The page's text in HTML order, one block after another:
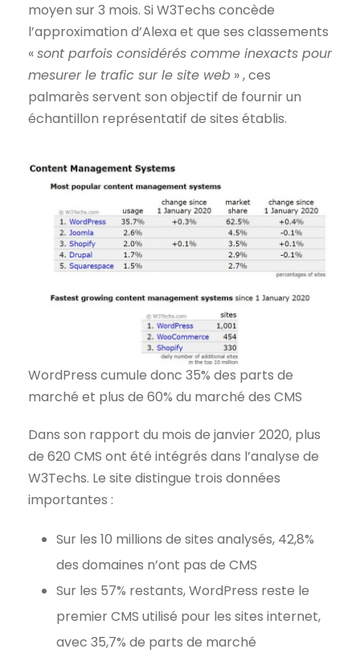
moyen sur 3 mois. Si W3Techs concède
l’approximation d’Alexa et que ses classements
«sont parfois considérés comme inexacts pour
mesurer le trafic sur le site web » , ces
palmarès servent son objectif de fournir un
échantillon représentatif de sites établis.
WordPress cumule donc 35% des parts de
marché et plus de 60% du marché des CMS
Dans son rapport du mois de janvier 2020, plus
de 620 CMS ont été intégrés dans l’analyse de
W3Techs. Le site distingue trois données
importantes :
Sur les 10 millions de sites analysés, 42,8%
des domaines n’ont pas de CMS
Sur les 57% restants, WordPress reste le
premier CMS utilisé pour les sites internet,
avec 35,7% de parts de marché